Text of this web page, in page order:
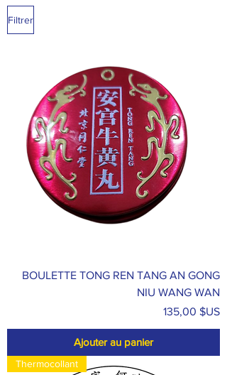
Filtrer
BOULETTE TONG REN TANG AN GONG
NIU WANG WAN
Prix
135,00 $US
Ajouter au panier
Thermocollant